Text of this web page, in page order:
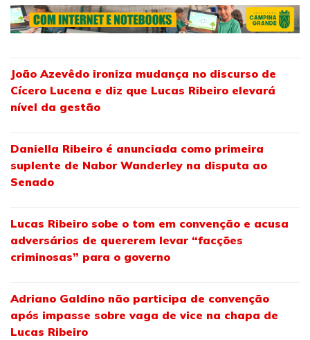
João Azevêdo ironiza mudança no discurso de
Cícero Lucena e diz que Lucas Ribeiro elevará
nível da gestão
Daniella Ribeiro é anunciada como primeira
suplente de Nabor Wanderley na disputa ao
Senado
Lucas Ribeiro sobe o tom em convenção e acusa
adversários de quererem levar “facções
criminosas” para o governo
Adriano Galdino não participa de convenção
após impasse sobre vaga de vice na chapa de
Lucas Ribeiro